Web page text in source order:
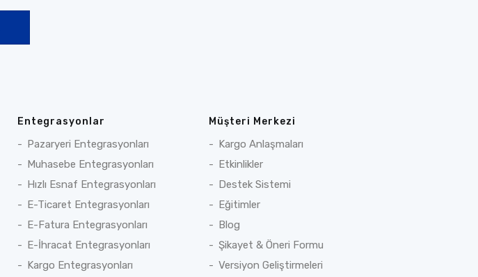
Entegrasyonlar
Pazaryeri Entegrasyonları
Muhasebe Entegrasyonları
Hızlı Esnaf Entegrasyonları
E-Ticaret Entegrasyonları
E-Fatura Entegrasyonları
E-İhracat Entegrasyonları
Kargo Entegrasyonları
Müşteri Merkezi
Kargo Anlaşmaları
Etkinlikler
Destek Sistemi
Eğitimler
Blog
Şikayet & Öneri Formu
Versiyon Geliştirmeleri